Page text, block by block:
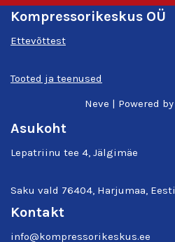
Kompressorikeskus OÜ
Ettevõttest
Tooted ja teenused
Neve | Powered by
Asukoht
Lepatriinu tee 4, Jälgimäe
Saku vald 76404, Harjumaa, Eesti
Kontakt
info@kompressorikeskus.ee